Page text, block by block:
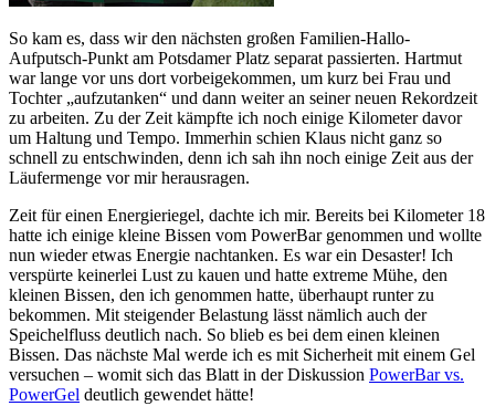
So kam es, dass wir den nächsten großen Familien-Hallo-
Aufputsch-Punkt am Potsdamer Platz separat passierten. Hartmut
war lange vor uns dort vorbeigekommen, um kurz bei Frau und
Tochter „aufzutanken“ und dann weiter an seiner neuen Rekordzeit
zu arbeiten. Zu der Zeit kämpfte ich noch einige Kilometer davor
um Haltung und Tempo. Immerhin schien Klaus nicht ganz so
schnell zu entschwinden, denn ich sah ihn noch einige Zeit aus der
Läufermenge vor mir herausragen.
Zeit für einen Energieriegel, dachte ich mir. Bereits bei Kilometer 18
hatte ich einige kleine Bissen vom PowerBar genommen und wollte
nun wieder etwas Energie nachtanken. Es war ein Desaster! Ich
verspürte keinerlei Lust zu kauen und hatte extreme Mühe, den
kleinen Bissen, den ich genommen hatte, überhaupt runter zu
bekommen. Mit steigender Belastung lässt nämlich auch der
Speichelfluss deutlich nach. So blieb es bei dem einen kleinen
Bissen. Das nächste Mal werde ich es mit Sicherheit mit einem Gel
versuchen – womit sich das Blatt in der Diskussion PowerBar vs.
PowerGel deutlich gewendet hätte!